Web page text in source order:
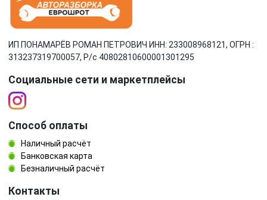
ИП ПОНАМАРЁВ РОМАН ПЕТРОВИЧ ИНН: 233008968121, ОГРН :
313237319700057, Р/c 40802810600001301295
Социальные сети и маркетплейсы
Способ оплаты
Наличный расчёт
Банковская карта
Безналичный расчёт
Контакты